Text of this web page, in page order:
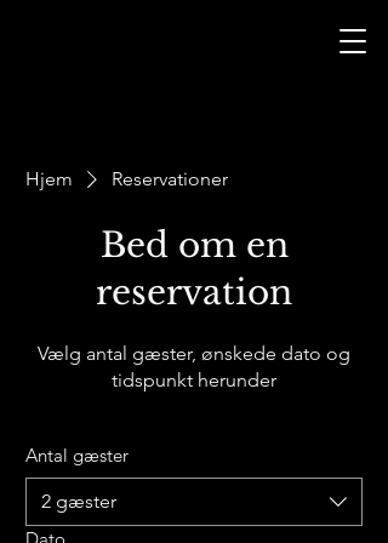
Hjem Reservationer
Bed om en
reservation
Vælg antal gæster, ønskede dato og
tidspunkt herunder
Antal gæster
2 gæster